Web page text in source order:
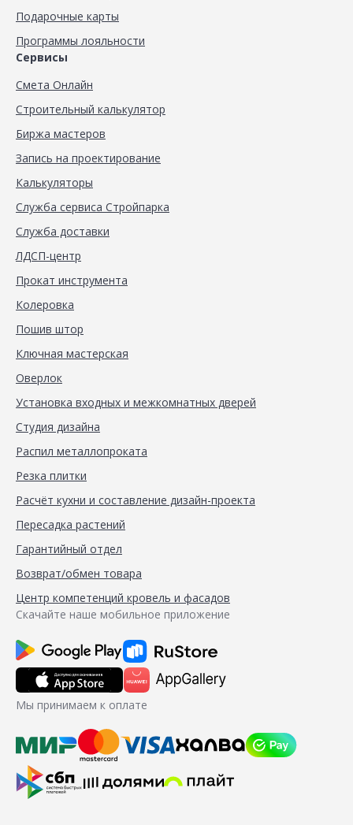
Подарочные карты
Программы лояльности
Сервисы
Смета Онлайн
Строительный калькулятор
Биржа мастеров
Запись на проектирование
Калькуляторы
Служба сервиса Стройпарка
Служба доставки
ЛДСП-центр
Прокат инструмента
Колеровка
Пошив штор
Ключная мастерская
Оверлок
Установка входных и межкомнатных дверей
Студия дизайна
Распил металлопроката
Резка плитки
Расчёт кухни и составление дизайн-проекта
Пересадка растений
Гарантийный отдел
Возврат/обмен товара
Центр компетенций кровель и фасадов
Скачайте наше мобильное приложение
Мы принимаем к оплате